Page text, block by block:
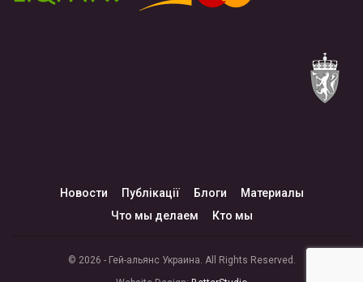
Новости Публікації Блоги
Материалы
Что мы делаем
Кто мы
© 2026 - Гей-альянс Украина. All Rights Reserved.